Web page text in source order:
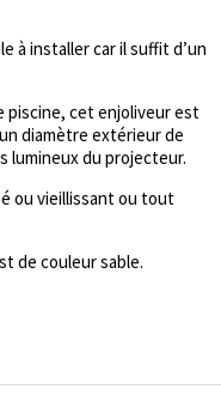
à installer car il suffit d’un
piscine, cet enjoliveur est
diamètre extérieur de
lumineux du projecteur.
ou vieillissant ou tout
de couleur sable.